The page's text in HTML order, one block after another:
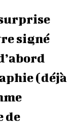
surprise
signé
(déjà
de